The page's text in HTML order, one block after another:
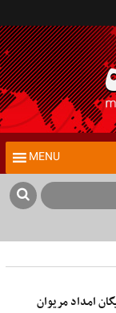
MENU
امداد مریوان